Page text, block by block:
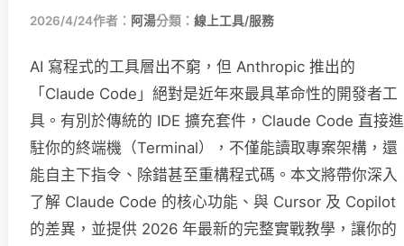
2026/4/24作者： 阿湯分類： 線上工具/服務
AI 寫程式的工具層出不窮，但 Anthropic 推出的
「Claude Code」絕對是近年來最具革命性的開發者工
具。有別於傳統的 IDE 擴充套件，Claude Code 直接進
駐你的終端機（Terminal），不僅能讀取專案架構，還
能自主下指令、除錯甚至重構程式碼。本文將帶你深入
了解 Claude Code 的核心功能、與 Cursor 及 Copilot
的差異，並提供 2026 年最新的完整實戰教學，讓你的